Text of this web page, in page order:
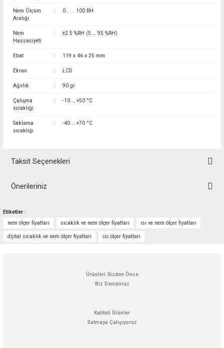
Nem Ölçüm
Aralığı
: 0 . . . 100 RH
Nem
Hassasiyeti
: ±2.5 %RH (5 … 95 %RH)
Ebat : 119 x 46 x 25 mm
Ekran : LCD
Ağırlık : 90 gr.
Çalışma
sıcaklığı
: -10 … +50 °C
Saklama
sıcaklığı
: -40 … +70 °C
Taksit Seçenekleri
Önerileriniz
yetersiz gördüğünüz noktaları öneri formunu kullanarak tarafımıza
iletebilirsiniz.
Görüş ve önerileriniz için teşekkür ederiz.
Ürün açıklamasında eksik bilgiler bulunuyor.
Ürün bilgilerinde hatalar bulunuyor.
Bu ürüne benzer farklı alternatifler olmalı.
Etiketler :
nem ölçer fiyatları
sıcaklık ve nem ölçer fiyatları ısı ve nem ölçer fiyatları
dijital sıcaklık ve nem ölçer fiyatları ısı ölçer fiyatları
Ürünleri Sizden Önce
Biz Deniyoruz
Kaliteli Ürünler
Satmaya Çalışıyoruz